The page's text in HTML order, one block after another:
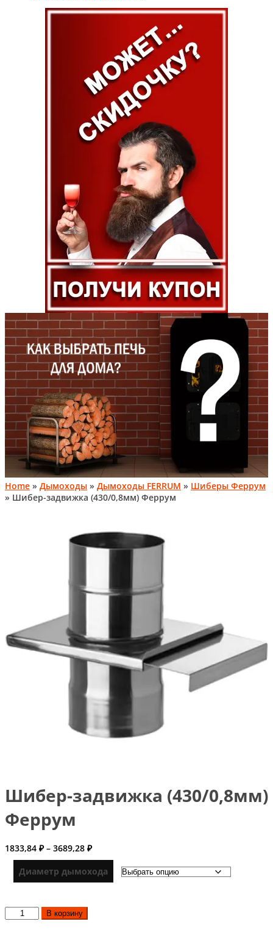
Home » Дымоходы » Дымоходы FERRUM » Шиберы Феррум
» Шибер-задвижка (430/0,8мм) Феррум
Шибер-задвижка (430/0,8мм)
Феррум
1833,84 ₽ – 3689,28 ₽Диапазон
цен:
1833,84 ₽
–
Диаметр дымохода
КоличествоВ корзину